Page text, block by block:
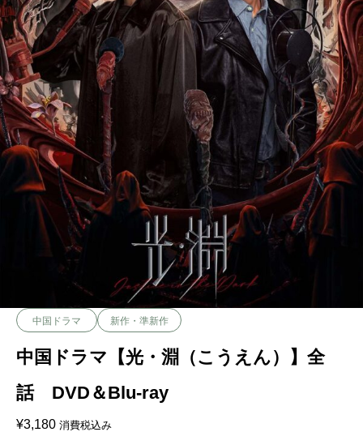
中国ドラマ 新作・準新作
中国ドラマ【光・淵（こうえん）】全
話 DVD＆Blu-ray
¥3,180 消費税込み